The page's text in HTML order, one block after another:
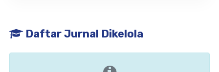
Daftar Jurnal Dikelola